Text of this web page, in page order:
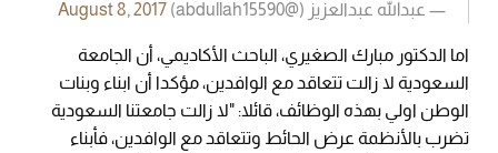
— عبدالله عبدالعزيز (@abdullah15590) August 8, 2017
اما الدكتور مبارك الصغيري، الباحث الأكاديمي، أن الجامعة
السعودية لا زالت تتعاقد مع الوافدين، مؤكدا أن ابناء وبنات
الوطن اولي بهذه الوظائف، قائلا: "لا زالت جامعتنا السعودية
تضرب بالأنظمة عرض الحائط وتتعاقد مع الوافدين، فأبناء